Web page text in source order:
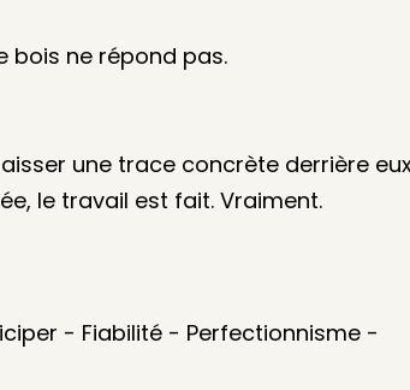
bois ne répond pas.
une trace concrète derrière
le travail est fait. Vraiment.
- Fiabilité - Perfectionnisme -